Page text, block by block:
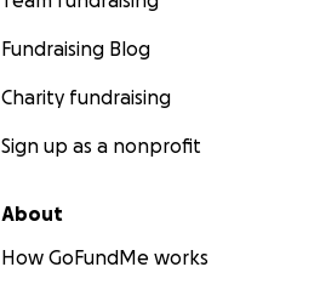
Fundraising Blog
Charity fundraising
Sign up as a nonprofit
About
How GoFundMe works